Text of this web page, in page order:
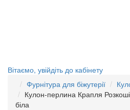
Вітаємо, увійдіть до кабінету
Фурнітура для біжутерії
Кулон-перлина Крапля
біла